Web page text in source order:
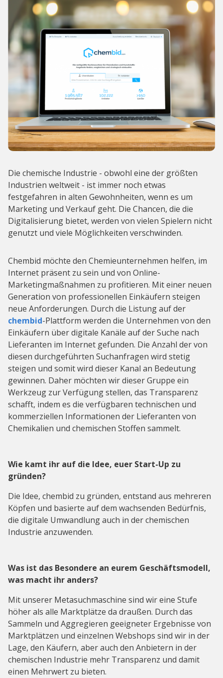
Die chemische Industrie - obwohl eine der größten
Industrien weltweit - ist immer noch etwas
festgefahren in alten Gewohnheiten, wenn es um
Marketing und Verkauf geht. Die Chancen, die die
Digitalisierung bietet, werden von vielen Spielern nicht
genutzt und viele Möglichkeiten verschwinden.
Chembid möchte den Chemieunternehmen helfen, im
Internet präsent zu sein und von Online-
Marketingmaßnahmen zu profitieren. Mit einer neuen
Generation von professionellen Einkäufern steigen
neue Anforderungen. Durch die Listung auf der
chembid-Plattform werden die Unternehmen von den
Einkäufern über digitale Kanäle auf der Suche nach
Lieferanten im Internet gefunden. Die Anzahl der von
diesen durchgeführten Suchanfragen wird stetig
steigen und somit wird dieser Kanal an Bedeutung
gewinnen. Daher möchten wir dieser Gruppe ein
Werkzeug zur Verfügung stellen, das Transparenz
schafft, indem es die verfügbaren technischen und
kommerziellen Informationen der Lieferanten von
Chemikalien und chemischen Stoffen sammelt.
Wie kamt ihr auf die Idee, euer Start-Up zu
gründen?
Die Idee, chembid zu gründen, entstand aus mehreren
Köpfen und basierte auf dem wachsenden Bedürfnis,
die digitale Umwandlung auch in der chemischen
Industrie anzuwenden.
Was ist das Besondere an eurem Geschäftsmodell,
was macht ihr anders?
Mit unserer Metasuchmaschine sind wir eine Stufe
höher als alle Marktplätze da draußen. Durch das
Sammeln und Aggregieren geeigneter Ergebnisse von
Marktplätzen und einzelnen Webshops sind wir in der
Lage, den Käufern, aber auch den Anbietern in der
chemischen Industrie mehr Transparenz und damit
einen Mehrwert zu bieten.